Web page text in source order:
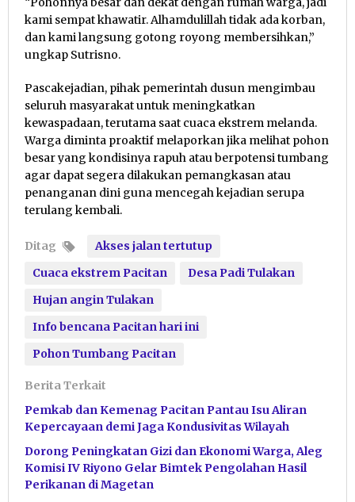
kami sempat khawatir. Alhamdulillah tidak ada korban,
dan kami langsung gotong royong membersihkan,”
ungkap Sutrisno.
Pascakejadian, pihak pemerintah dusun mengimbau
seluruh masyarakat untuk meningkatkan
kewaspadaan, terutama saat cuaca ekstrem melanda.
Warga diminta proaktif melaporkan jika melihat pohon
besar yang kondisinya rapuh atau berpotensi tumbang
agar dapat segera dilakukan pemangkasan atau
penanganan dini guna mencegah kejadian serupa
terulang kembali.
Ditag
Akses jalan tertutup
Cuaca ekstrem Pacitan
Desa Padi Tulakan
Hujan angin Tulakan
Info bencana Pacitan hari ini
Pohon Tumbang Pacitan
Berita Terkait
Pemkab dan Kemenag Pacitan Pantau Isu Aliran
Kepercayaan demi Jaga Kondusivitas Wilayah
Dorong Peningkatan Gizi dan Ekonomi Warga, Aleg
Komisi IV Riyono Gelar Bimtek Pengolahan Hasil
Perikanan di Magetan